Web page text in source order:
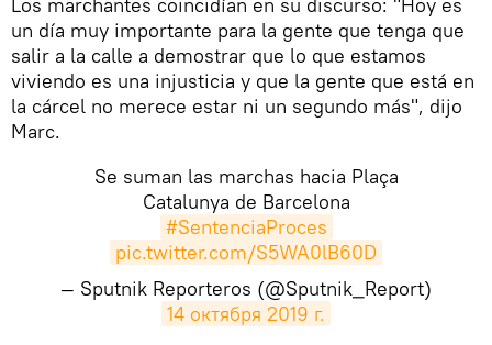
un día muy importante para la gente que tenga que
salir a la calle a demostrar que lo que estamos
viviendo es una injusticia y que la gente que está en
la cárcel no merece estar ni un segundo más", dijo
Marc.
Se suman las marchas hacia Plaça
Catalunya de Barcelona
#SentenciaProces
pic.twitter.com/S5WA0lB60D
— Sputnik Reporteros (@Sputnik_Report)
14 октября 2019 г.